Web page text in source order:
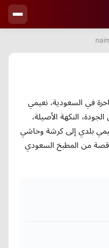
في السعودية، نعيمي
النكهة الأصيلة،
بلدي إلى كرشة وحاشي
قصة من المطبخ السعودي